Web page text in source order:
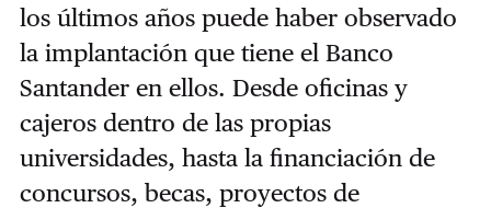
los últimos años puede haber observado
la implantación que tiene el Banco
Santander en ellos. Desde oficinas y
cajeros dentro de las propias
universidades, hasta la financiación de
concursos, becas, proyectos de